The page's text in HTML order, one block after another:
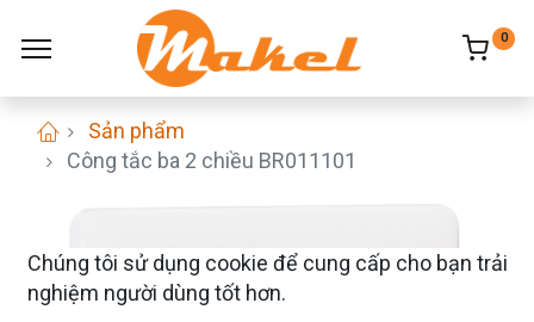
0
Sản phẩm
Công tắc ba 2 chiều BR011101
Chúng tôi sử dụng cookie để cung cấp cho bạn trải
nghiệm người dùng tốt hơn.